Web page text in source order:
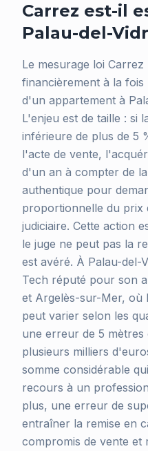
Carrez est-il
Palau-del-
Le mesurage loi
financièrement à la
d'un appartement à
L'enjeu est de taille : si
inférieure de plus de 5
l'acte de vente,
d'un an à compter de
authentique pour
proportionnelle du prix
judiciaire. Cette action
le juge ne peut pas la
est avéré. À Palau-del-
Tech réputé pour son
et Argelès-sur-Mer, où
peut varier selon les
une erreur de 5
plusieurs milliers
somme considérable
recours à un
plus, une erreur de
entraîner la remise en
compromis de vente et